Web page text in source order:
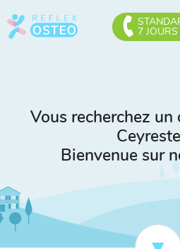
7
Vous recherchez
Bienvenue sur